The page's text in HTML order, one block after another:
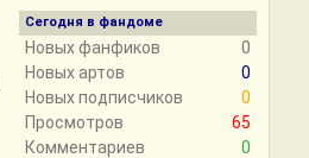
Сегодня в фандоме
Новых фанфиков
0
Новых артов
0
Новых подписчиков
0
Просмотров
65
Комментариев
0